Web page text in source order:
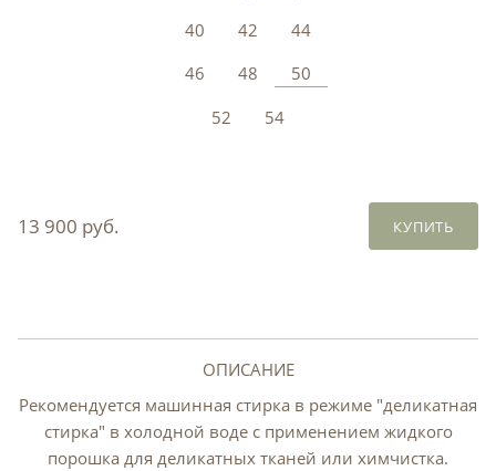
40
42
44
46
48
50
52
54
13 900 руб. КУПИТЬ
ОПИСАНИЕ
Рекомендуется машинная стирка в режиме "деликатная
стирка" в холодной воде с применением жидкого
порошка для деликатных тканей или химчистка.